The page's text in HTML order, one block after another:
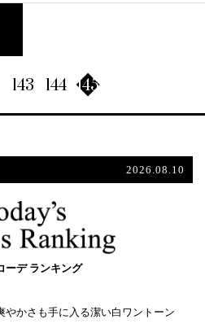
143 144 145
2026.08.10
ーデ ランキング
やかさも手に入る潔い白ワントーン